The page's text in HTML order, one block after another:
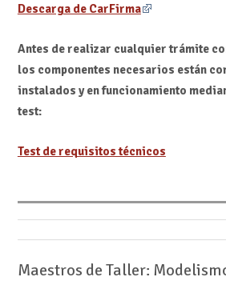
Descarga de CarFirma
Antes de realizar cualquier trámite
los componentes necesarios están
instalados y en funcionamiento
test:
Test de requisitos técnicos
Maestros de Taller: